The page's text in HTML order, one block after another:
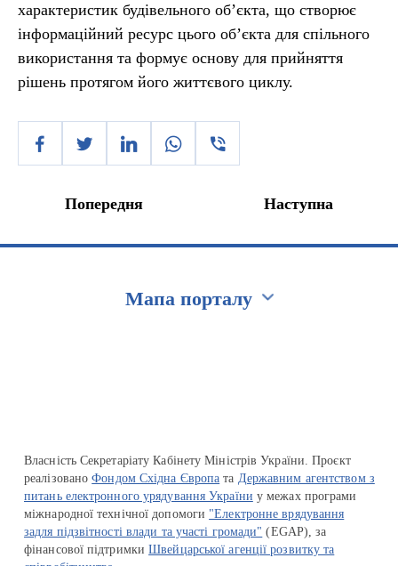
характеристик будівельного об’єкта, що створює
інформаційний ресурс цього об’єкта для спільного
використання та формує основу для прийняття
рішень протягом його життєвого циклу.
Попередня Наступна
Мапа порталу
Власність Секретаріату Кабінету Міністрів України. Проєкт
реалізованоФондом Східна Європа та Державним агентством з
питань електронного урядування України у межах програми
міжнародної технічної допомоги "Електронне врядування
задля підзвітності влади та участі громади" (EGAP), за
фінансової підтримкиШвейцарської агенції розвитку та